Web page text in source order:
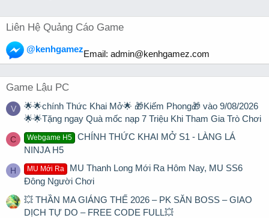
Liên Hệ Quảng Cáo Game
@kenhgamezEmail: admin@kenhgamez.com
Game Lậu PC
V
🌟🌟chính Thức Khai Mở🌟 🎁Kiếm Phong🎁 vào 9/08/2026
🌟🌟Tặng ngay Quà mốc nạp 7 Triệu Khi Tham Gia Trò Chơi
C Webgame H5
CHÍNH THỨC KHAI MỞ S1 - LÀNG LÁ
NINJA H5
H MU Mới Ra
MU Thanh Long Mới Ra Hôm Nay, MU SS6
Đông Người Chơi
💥 THẦN MA GIÁNG THẾ 2026 – PK SĂN BOSS – GIAO
DỊCH TỰ DO – FREE CODE FULL💥